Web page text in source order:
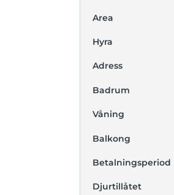
Area
Hyra
Adress
Badrum
Våning
Balkong
Betalningsperiod
Djurtillåtet